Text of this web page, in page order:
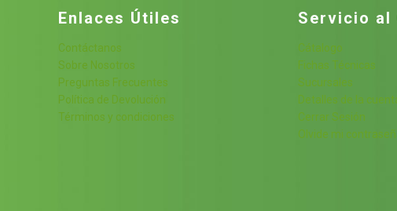
Enlaces Útiles
Contáctanos
Sobre Nosotros
Preguntas Frecuentes
Política de Devolución
Términos y condiciones
Servicio al
Cátalogo
Fichas Técnicas
Sucursales
Detalles de la
Cerrar Sesión
Olvide mi